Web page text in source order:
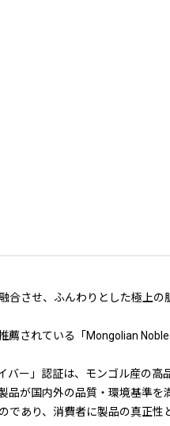
合させ、ふんわりとした極上
薦されている「Mongolian
ー」認証は、モンゴル産の
品が国内外の品質・環境基準
であり、消費者に製品の真正性